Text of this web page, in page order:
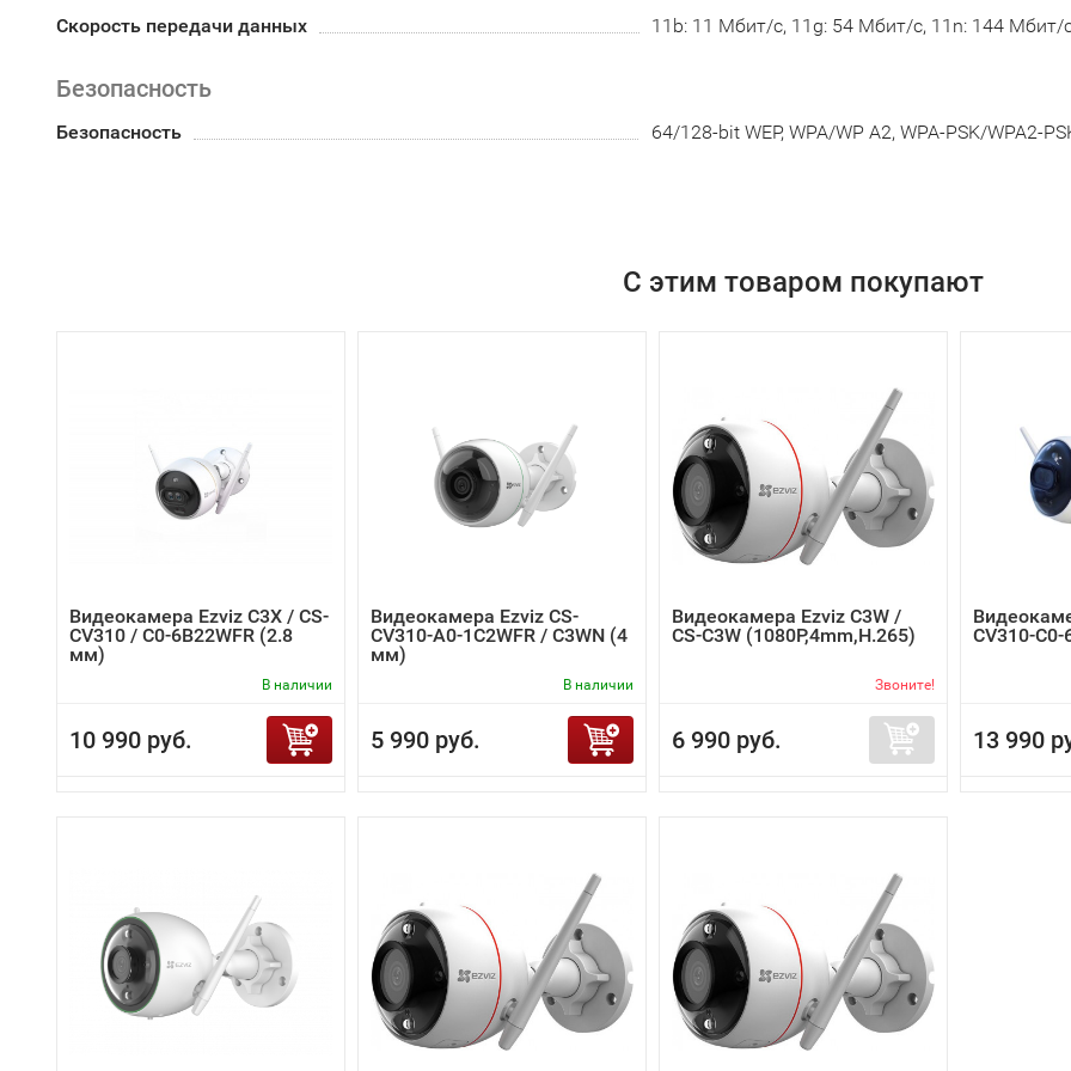
Скорость передачи данных 11b: 11 Мбит/с, 11g: 54 Мбит/с, 11n: 144 Мбит/
Безопасность
Безопасность 64/128-bit WEP, WPA/WP A2, WPA-PSK/WPA2-
С этим товаром покупают
Видеокамера Ezviz C3X / CS-
CV310 / C0-6B22WFR (2.8
мм)
В наличии
10 990 руб.
Видеокамера Ezviz CS-
CV310-A0-1C2WFR / C3WN (4
мм)
В наличии
5 990 руб.
Видеокамера Ezviz C3W /
CS-C3W (1080P,4mm,H.265)
Звоните!
6 990 руб.
CV310-
13 990